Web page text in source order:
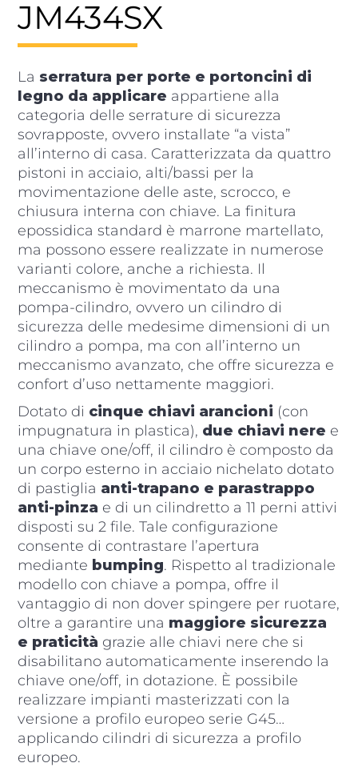
JM434SX
La serratura per porte e portoncini di
legno da applicare appartiene alla
categoria delle serrature di sicurezza
sovrapposte, ovvero installate “a vista”
all’interno di casa. Caratterizzata da quattro
pistoni in acciaio, alti/bassi per la
movimentazione delle aste, scrocco, e
chiusura interna con chiave. La finitura
epossidica standard è marrone martellato,
ma possono essere realizzate in numerose
varianti colore, anche a richiesta. Il
meccanismo è movimentato da una
pompa-cilindro, ovvero un cilindro di
sicurezza delle medesime dimensioni di un
cilindro a pompa, ma con all’interno un
meccanismo avanzato, che offre sicurezza e
confort d’uso nettamente maggiori.
Dotato di cinque chiavi arancioni (con
impugnatura in plastica), due chiavi nere e
una chiave one/off, il cilindro è composto da
un corpo esterno in acciaio nichelato dotato
di pastiglia anti-trapano e parastrappo
anti-pinza e di un cilindretto a 11 perni attivi
disposti su 2 file. Tale configurazione
consente di contrastare l’apertura
mediante bumping. Rispetto al tradizionale
modello con chiave a pompa, offre il
vantaggio di non dover spingere per ruotare,
oltre a garantire una maggiore sicurezza
e praticità grazie alle chiavi nere che si
disabilitano automaticamente inserendo la
chiave one/off, in dotazione. È possibile
realizzare impianti masterizzati con la
versione a profilo europeo serie G45…
applicando cilindri di sicurezza a profilo
europeo.